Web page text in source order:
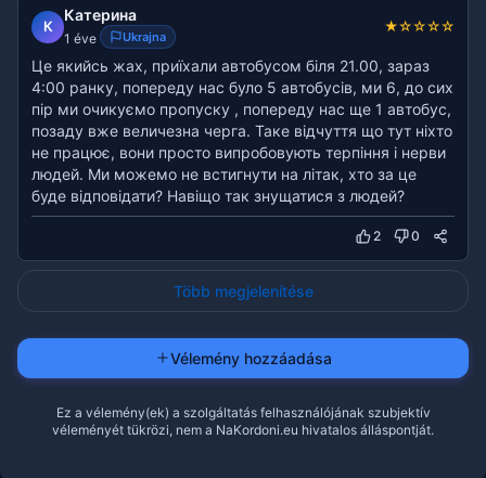
К
Катерина
1 éve Ukrajna
★☆☆☆☆
Це якийсь жах, приїхали автобусом біля 21.00, зараз
4:00 ранку, попереду нас було 5 автобусів, ми 6, до сих
пір ми очикуємо пропуску , попереду нас ще 1 автобус,
позаду вже величезна черга. Таке відчуття що тут ніхто
не працює, вони просто випробовують терпіння і нерви
людей. Ми можемо не встигнути на літак, хто за це
буде відповідати? Навіщо так знущатися з людей?
2 0
Több megjelenítése
Vélemény hozzáadása
Ez a vélemény(ek) a szolgáltatás felhasználójának szubjektív
véleményét tükrözi, nem a NaKordoni.eu hivatalos álláspontját.